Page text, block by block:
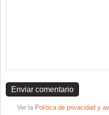
Ver la Política de privacidad y